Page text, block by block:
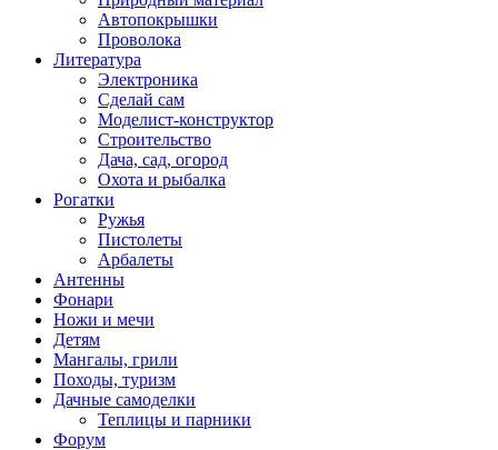
Автопокрышки
Проволока
Литература
Электроника
Сделай сам
Моделист-конструктор
Строительство
Дача, сад, огород
Охота и рыбалка
Рогатки
Ружья
Пистолеты
Арбалеты
Антенны
Фонари
Ножи и мечи
Детям
Мангалы, грили
Походы, туризм
Дачные самоделки
Теплицы и парники
Форум